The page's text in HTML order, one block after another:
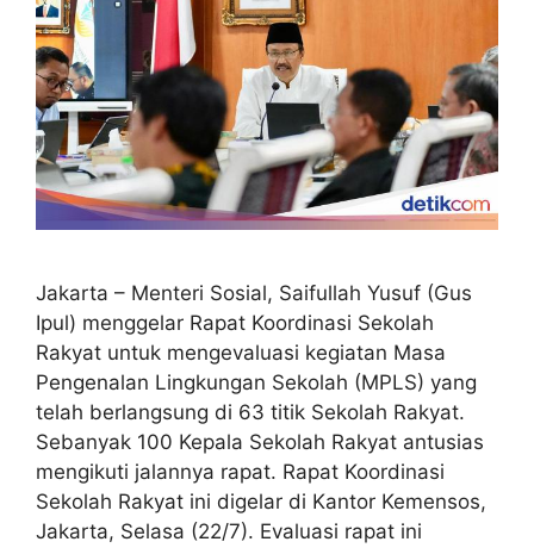
Jakarta – Menteri Sosial, Saifullah Yusuf (Gus
Ipul) menggelar Rapat Koordinasi Sekolah
Rakyat untuk mengevaluasi kegiatan Masa
Pengenalan Lingkungan Sekolah (MPLS) yang
telah berlangsung di 63 titik Sekolah Rakyat.
Sebanyak 100 Kepala Sekolah Rakyat antusias
mengikuti jalannya rapat. Rapat Koordinasi
Sekolah Rakyat ini digelar di Kantor Kemensos,
Jakarta, Selasa (22/7). Evaluasi rapat ini